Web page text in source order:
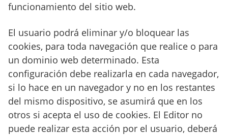
funcionamiento del sitio web.
El usuario podrá eliminar y/o bloquear las
cookies, para toda navegación que realice o para
un dominio web determinado. Esta
configuración debe realizarla en cada navegador,
si lo hace en un navegador y no en los restantes
del mismo dispositivo, se asumirá que en los
otros si acepta el uso de cookies. El Editor no
puede realizar esta acción por el usuario, deberá